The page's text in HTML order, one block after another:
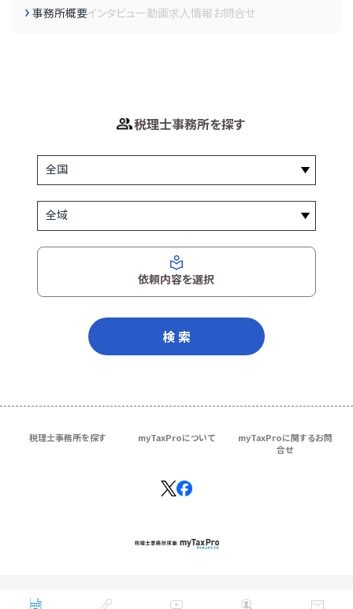
事務所概要インタビュー動画求人情報お問合せ
税理士事務所を探す
依頼内容を選択
検 索
税理士事務所を探す myTaxProについて
myTaxProに関するお問
合せ
Copyright © ＴＫＣ Corporation